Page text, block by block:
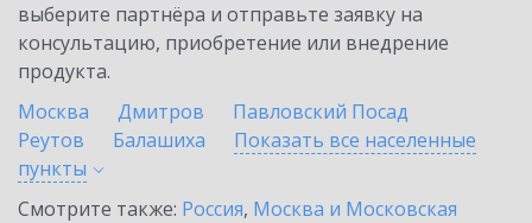
выберите партнёра и отправьте заявку на
консультацию, приобретение или внедрение
продукта.
Москва
Дмитров
Павловский Посад
Реутов
Балашиха
Показать все населенные
пункты
Смотрите также: Россия, Москва и Московская